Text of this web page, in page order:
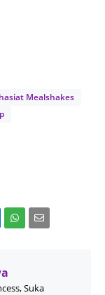
Mealshakes
Suka